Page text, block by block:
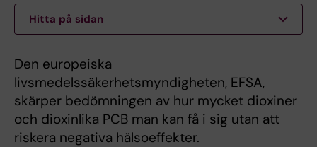
Hitta på sidan
Den europeiska
livsmedelssäkerhetsmyndigheten, EFSA,
skärper bedömningen av hur mycket dioxiner
och dioxinlika PCB man kan få i sig utan att
riskera negativa hälsoeffekter.